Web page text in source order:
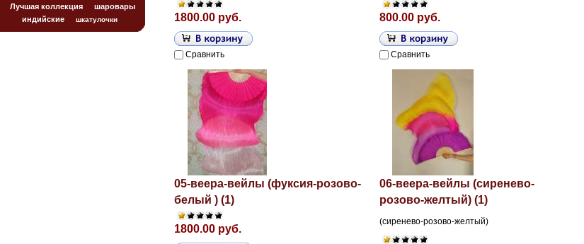
Лучшая коллекция
шаровары
индийские
шкатулочки 1800.00 руб.
Сравнить
800.00 руб.
Сравнить
05-веера-вейлы (фуксия-розово-
белый ) (1)
1800.00 руб.
06-веера-вейлы (сиренево-
розово-желтый) (1)
(сиренево-розово-желтый)